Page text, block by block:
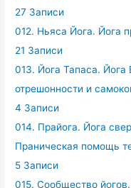
27 Записи
012. Ньяса Йога. Йога
21 Записи
013. Йога Тапаса. Йога
отрешонности и
4 Записи
014. Прайога. Йога
Праническая помощь
5 Записи
015. Сообщество